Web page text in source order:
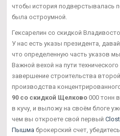
чтобы история подверстывалась
была остроумной.
Гексарелин со скидкой
У нас есть указы президента,
что определенную часть указов
Важной вехой на пути
завершение строительства
производства
90 со скидкой Щелково 000 тонн
в кучу, и выложу на своём блоге
чем вы откроете свой первый
Пышма брокерский счет,